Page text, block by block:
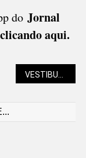
do Jornal
clicando aqui.